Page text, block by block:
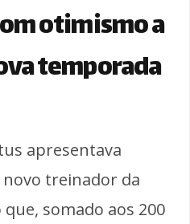
otimismo a
temporada
apresentava
treinador da
somado aos 200